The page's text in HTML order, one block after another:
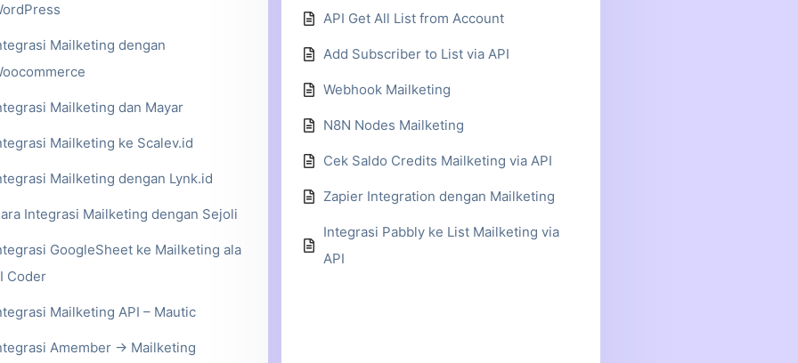
Mailketing dengan
Mailketing dan Mayar
Mailketing ke Scalev.id
Mailketing dengan Lynk.id
Integrasi Mailketing dengan Sejoli
GoogleSheet ke Mailketing ala
Coder
Mailketing API – Mautic
Amember -> Mailketing
API Get All List from Account
Add Subscriber to List via API
Webhook Mailketing
N8N Nodes Mailketing
Cek Saldo Credits Mailketing via API
Zapier Integration dengan Mailketing
Integrasi Pabbly ke List Mailketing via
API